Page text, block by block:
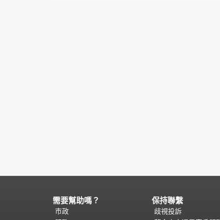
頁
面
需要幫助嗎？
市政
保持聯繫
歧視投訴